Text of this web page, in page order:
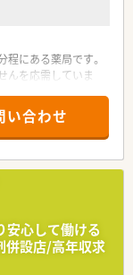
にある薬局です。
んを応需していま
車から降りずにお
感染防止に配慮して
、スマートフォン
中心の考えで取り組
視システムなど最
い合わせ
安心して働ける
設店/高年収求